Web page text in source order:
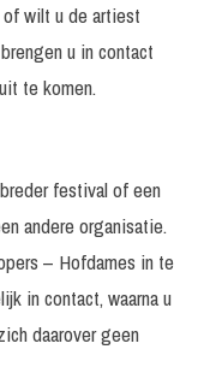
wilt u de artiest
u in contact
te komen.
festival of een
andere organisatie.
– Hofdames in te
in contact, waarna u
daarover geen